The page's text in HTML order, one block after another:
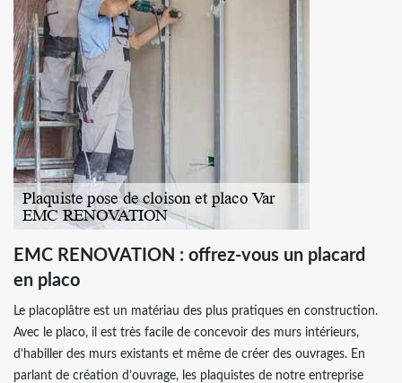
EMC RENOVATION : offrez-vous un placard
en placo
Le placoplâtre est un matériau des plus pratiques en construction.
Avec le placo, il est très facile de concevoir des murs intérieurs,
d’habiller des murs existants et même de créer des ouvrages. En
parlant de création d’ouvrage, les plaquistes de notre entreprise